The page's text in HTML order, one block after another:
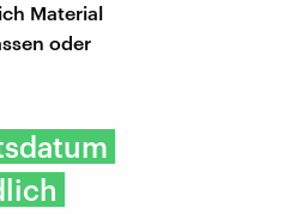
Material
oder